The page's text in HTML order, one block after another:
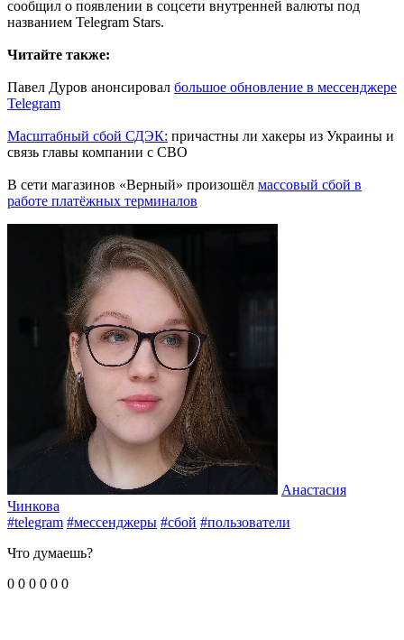
сообщил о появлении в соцсети внутренней валюты под
названием Telegram Stars.
Читайте также:
Павел Дуров анонсировал большое обновление в мессенджере
Telegram
Масштабный сбой СДЭК: причастны ли хакеры из Украины и
связь главы компании с СВО
В сети магазинов «Верный» произошёл массовый сбой в
работе платёжных терминалов
Анастасия
Чинкова
#telegram #мессенджеры #сбой #пользователи
Что думаешь?
0 0 0 0 0 0